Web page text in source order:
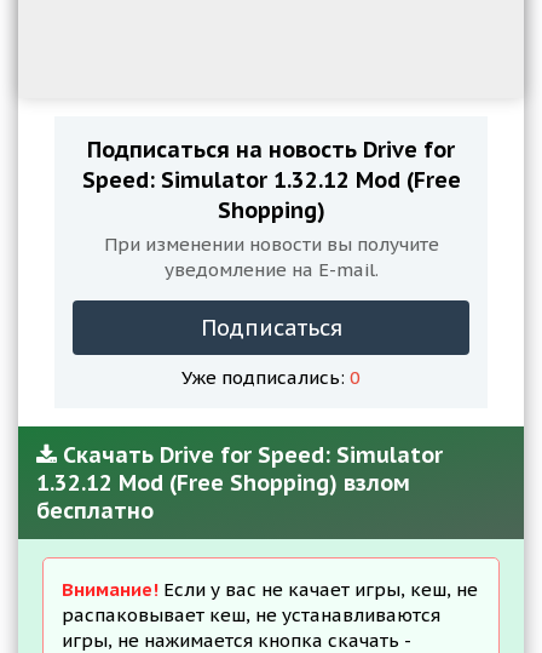
Подписаться на новость Drive for
Speed: Simulator 1.32.12 Mod (Free
Shopping)
При изменении новости вы получите
уведомление на E-mail.
Подписаться
Уже подписались: 0
Скачать Drive for Speed: Simulator
1.32.12 Mod (Free Shopping) взлом
бесплатно
Внимание! Если у вас не качает игры, кеш, не
распаковывает кеш, не устанавливаются
игры, не нажимается кнопка скачать -